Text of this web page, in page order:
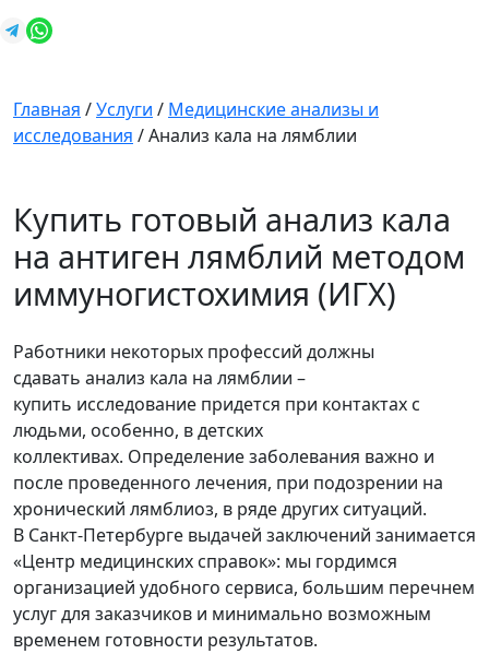
Главная /Услуги / Медицинские анализы и
исследования /Анализ кала на лямблии
Купить готовый анализ кала
на антиген лямблий методом
иммуногистохимия (ИГХ)
Работники некоторых профессий должны
сдавать анализ кала на лямблии –
купить исследование придется при контактах с
людьми, особенно, в детских
коллективах. Определение заболевания важно и
после проведенного лечения, при подозрении на
хронический лямблиоз, в ряде других ситуаций.
В Санкт-Петербурге выдачей заключений занимается
«Центр медицинских справок»: мы гордимся
организацией удобного сервиса, большим перечнем
услуг для заказчиков и минимально возможным
временем готовности результатов.